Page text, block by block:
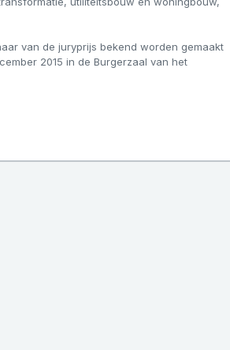
van de juryprijs bekend worden gemaakt
2015 in de Burgerzaal van het